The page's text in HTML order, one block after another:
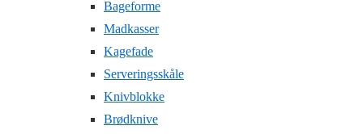
Bageforme
Madkasser
Kagefade
Serveringsskåle
Knivblokke
Brødknive